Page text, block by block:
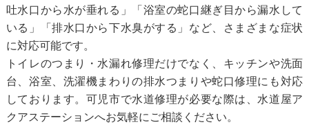
吐水口から水が垂れる」「浴室の蛇口継ぎ目から漏水して
いる」「排水口から下水臭がする」など、さまざまな症状
に対応可能です。
トイレのつまり・水漏れ修理だけでなく、キッチンや洗面
台、浴室、洗濯機まわりの排水つまりや蛇口修理にも対応
しております。可児市で水道修理が必要な際は、水道屋ア
クアステーションへお気軽にご相談ください。